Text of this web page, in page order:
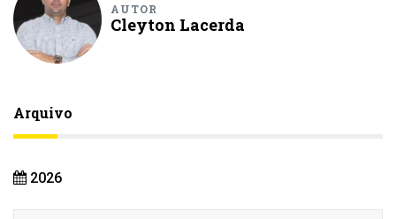
AUTOR
Cleyton Lacerda
Arquivo
2026